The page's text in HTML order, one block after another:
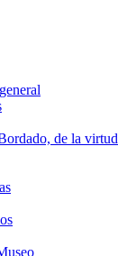
de la virtud